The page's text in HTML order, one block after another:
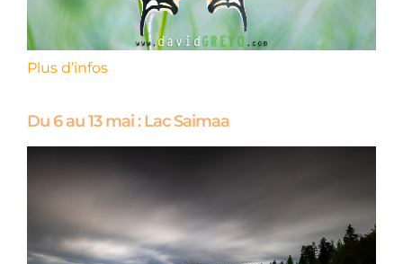
Plus d’infos
Du 6 au 13 mai : Lac Saimaa